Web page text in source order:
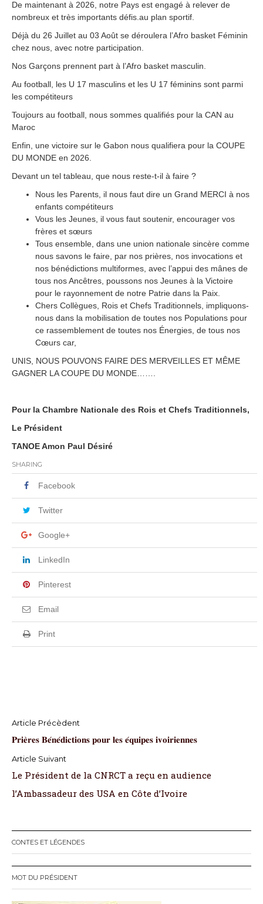
De maintenant à 2026, notre Pays est engagé à relever de
nombreux et très importants défis.au plan sportif.
Déjà du 26 Juillet au 03 Août se déroulera l’Afro basket Féminin
chez nous, avec notre participation.
Nos Garçons prennent part à l’Afro basket masculin.
Au football, les U 17 masculins et les U 17 féminins sont parmi
les compétiteurs
Toujours au football, nous sommes qualifiés pour la CAN au
Maroc
Enfin, une victoire sur le Gabon nous qualifiera pour la COUPE
DU MONDE en 2026.
Devant un tel tableau, que nous reste-t-il à faire ?
Nous les Parents, il nous faut dire un Grand MERCI à nos
enfants compétiteurs
Vous les Jeunes, il vous faut soutenir, encourager vos
frères et sœurs
Tous ensemble, dans une union nationale sincère comme
nous savons le faire, par nos prières, nos invocations et
nos bénédictions multiformes, avec l’appui des mânes de
tous nos Ancêtres, poussons nos Jeunes à la Victoire
pour le rayonnement de notre Patrie dans la Paix.
Chers Collègues, Rois et Chefs Traditionnels, impliquons-
nous dans la mobilisation de toutes nos Populations pour
ce rassemblement de toutes nos Énergies, de tous nos
Cœurs car,
UNIS, NOUS POUVONS FAIRE DES MERVEILLES ET MÊME
GAGNER LA COUPE DU MONDE…….
Pour la Chambre Nationale des Rois et Chefs Traditionnels,
Le Président
TANOE Amon Paul Désiré
SHARING
Facebook
Twitter
Google+
LinkedIn
Pinterest
Email
Print
N
a
v
i
a
t
i
𝐏𝐫𝐢𝐞̀𝐫𝐞𝐬 𝐁𝐞́𝐧𝐞́𝐝𝐢𝐜𝐭𝐢𝐨𝐧𝐬 𝐩𝐨𝐮𝐫 𝐥𝐞𝐬 𝐞́𝐪𝐮𝐢𝐩𝐞𝐬 𝐢𝐯𝐨𝐢𝐫𝐢𝐞𝐧𝐧𝐞𝐬
Le Président de la CNRCT a reçu en audience
l’Ambassadeur des USA en Côte d’Ivoire
CONTES ET LÉGENDES
MOT DU PRÉSIDENT